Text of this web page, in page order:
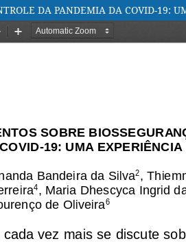
DA PANDEMIA DA COVID-19: